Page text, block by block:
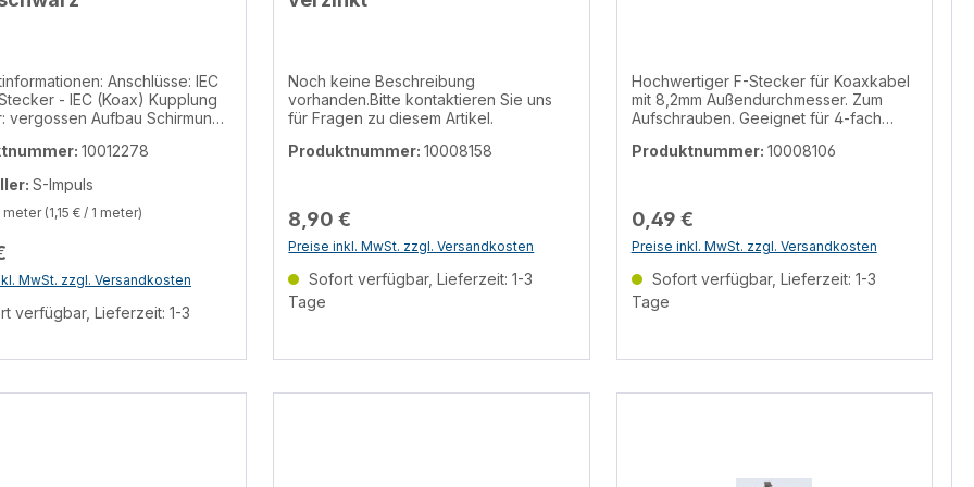
Anschlüsse: IEC
Aufbau Schirmung:
Kupfergemisch Stecker
Farbe
Kabel: schwarz
10012278
S-Impuls
meter(1,15 € / 1 meter)
MwSt. zzgl. Versandkosten
verfügbar, Lieferzeit: 1-3
Noch keine Beschreibung
vorhanden.Bitte kontaktieren Sie uns
für Fragen zu diesem Artikel.
Produktnummer:10008158
8,90 €
Preise inkl. MwSt. zzgl. Versandkosten
Sofort verfügbar, Lieferzeit: 1-3
Tage
Hochwertiger F-Stecker für Koaxkabel
mit 8,2mm Außendurchmesser. Zum
Aufschrauben. Geeignet für 4-fach
Produktnummer: 10008106
0,49 €
Preise inkl. MwSt. zzgl. Versandkosten
Sofort verfügbar, Lieferzeit: 1-3
Tage